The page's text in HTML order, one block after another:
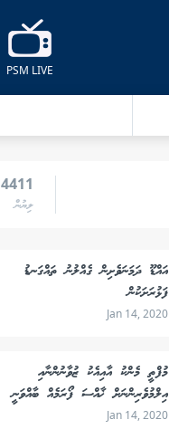
PSM LIVE
4411
ލިޔުން
އައްޑޫ ދަމަނަވެށިން ގެއްލުނު ތައްގަނޑު
ފަޅުރަށަކުން
Jan 14, 2020
މުފްތީ މެންކު އާއިއެކު ޒުވާނުންނާއި
އިލްމުވެރިންނަށް ޚާއްސަ ފޯރަމެއް ބާއްވަނީ
Jan 14, 2020